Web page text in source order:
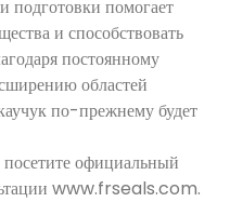
подготовки помогает
и способствовать
постоянному
областей
по-прежнему будет
посетите официальный
www.frseals.com.